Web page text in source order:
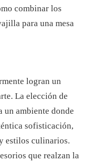
combinar los
para una mesa
logran un
La elección de
un ambiente donde
sofisticación,
estilos culinarios.
que realzan la